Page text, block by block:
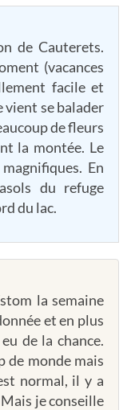
de Cauterets.
(vacances
facile et
se balader
de fleurs
la montée. Le
En
du refuge
du lac.
la semaine
et en plus
de la chance.
de monde mais
normal, il y a
je conseille